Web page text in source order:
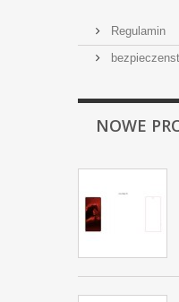
Regulamin
NOWE